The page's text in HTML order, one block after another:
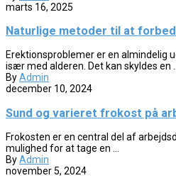
marts 16, 2025
Naturlige metoder til at
Erektionsproblemer er en almindelig
især med alderen. Det kan skyldes en
ByAdmin
december 10, 2024
Sund og varieret frokost på
Frokosten er en central del af
mulighed for at tage en ...
ByAdmin
november 5, 2024